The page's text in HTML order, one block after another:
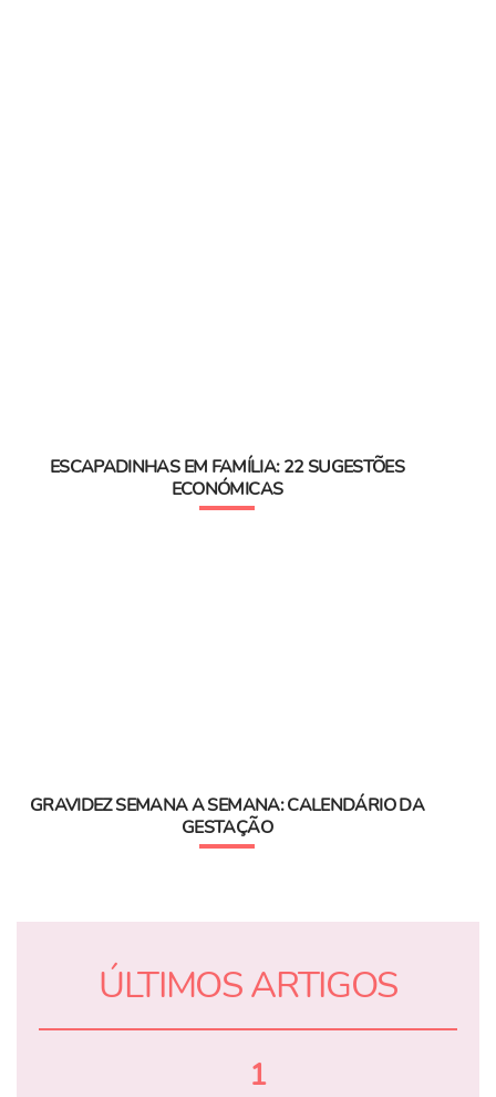
ESCAPADINHAS EM FAMÍLIA: 22 SUGESTÕES
ECONÓMICAS
GRAVIDEZ SEMANA A SEMANA: CALENDÁRIO DA
GESTAÇÃO
ÚLTIMOS ARTIGOS
1